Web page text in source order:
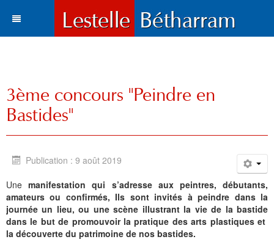
Vie municipale
Travaux
Solidarité et environnement
Culture et loisirs
Situation et accès
Environnement
Fonds d'écran
Photos et cartes postales
Tourisme
Votre destination
Gîtes et meublés
Chambres d'Hôtes
Bases de Loisirs
Balades et randonnées
Visites et découvertes
Les Grottes de Bétharram
Histoire
La Chapelle de Bétharram
Reconstruction du Pont
Le nom de Lestelle
Toponymie gasconne
Chroniques locales
Archives
Bienvenue
Archives
Le conseil municipal
Les membres du Conseil
Informations
Santé
Education
Bétharram
Histoire
3ème concours "Peindre en
Bastides"
Publication : 9 août 2019
Une manifestation qui s’adresse aux peintres, débutants,
amateurs ou confirmés, Ils sont invités à peindre dans la
journée un lieu, ou une scène illustrant la vie de la bastide
dans le but de promouvoir la pratique des arts plastiques et
la découverte du patrimoine de nos bastides.